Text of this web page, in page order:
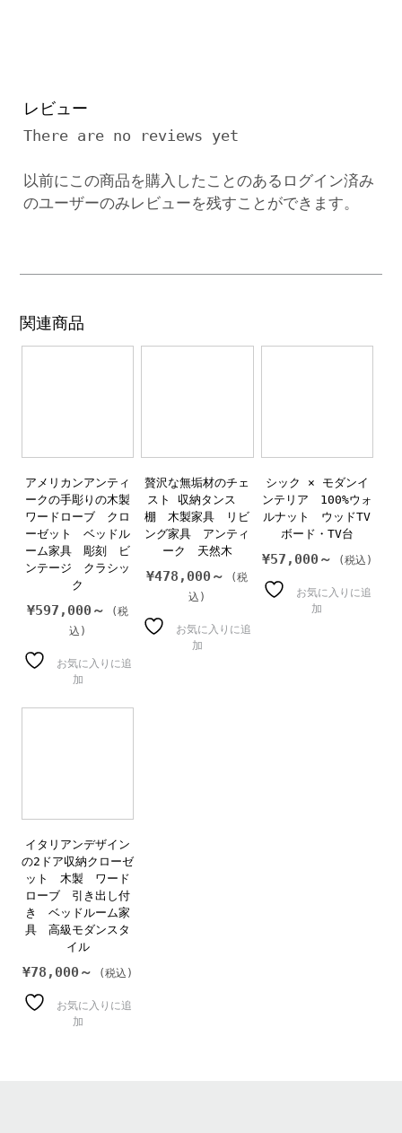
レビュー
There are no reviews yet
以前にこの商品を購入したことのあるログイン済み
のユーザーのみレビューを残すことができます。
関連商品
アメリカンアンティ
ークの手彫りの木製
ワードローブ クロ
ーゼット ベッドル
ーム家具 彫刻 ビ
ンテージ クラシッ
ク
¥597,000～
お気に入りに追
加
贅沢な無垢材のチェ
スト 収納タンス
棚 木製家具 リビ
ング家具 アンティ
ーク 天然木
¥478,000～
お気に入りに追
加
シック × モダンイ
ンテリア 100%ウォ
ルナット ウッドTV
ボード・TV台
¥57,000～
お気に入りに追
加
イタリアンデザイン
の2ドア収納クローゼ
ット 木製 ワード
ローブ 引き出し付
き ベッドルーム家
具 高級モダンスタ
イル
¥78,000～
お気に入りに追
加